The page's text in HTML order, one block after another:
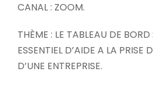
CANAL : ZOOM.
THÈME : LE TABLEAU DE
ESSENTIEL D’AIDE A LA PRISE
D’UNE ENTREPRISE.